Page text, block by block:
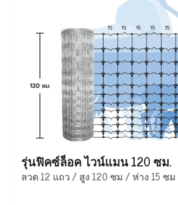
รุ่นฟิคซ์ล็อค ไวน์แมน 120 ซม.
ลวด 12 แถว / สูง 120 ซม / ห่าง 15 ซม